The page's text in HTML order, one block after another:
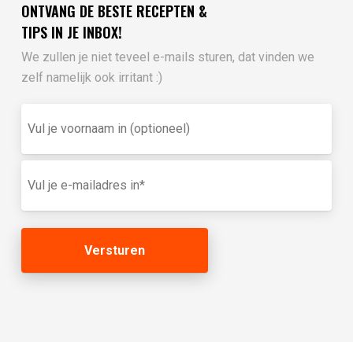
ONTVANG DE BESTE RECEPTEN &
TIPS IN JE INBOX!
We zullen je niet teveel e-mails sturen, dat vinden we
zelf namelijk ook irritant :)
je
in
(optioneel)
mailadres